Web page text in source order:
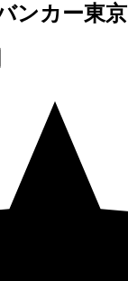
ンカー東京